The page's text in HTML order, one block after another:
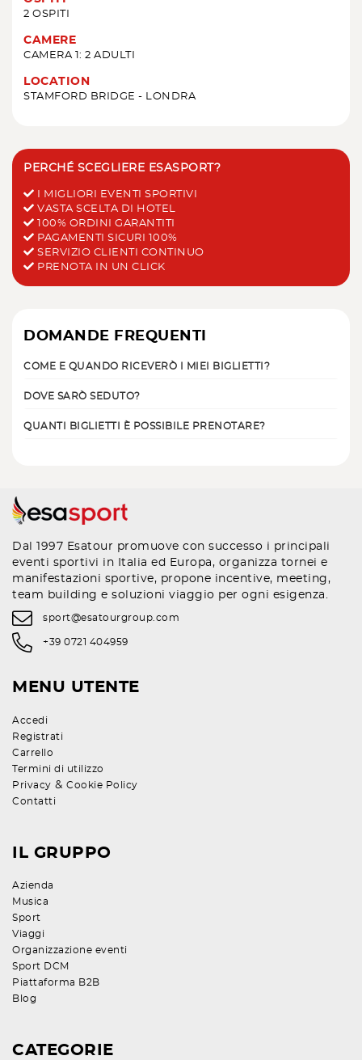
2 OSPITI
CAMERE
CAMERA 1: 2 ADULTI
LOCATION
STAMFORD BRIDGE - LONDRA
PERCHÉ SCEGLIERE ESASPORT?
I MIGLIORI EVENTI SPORTIVI
VASTA SCELTA DI HOTEL
100% ORDINI GARANTITI
PAGAMENTI SICURI 100%
SERVIZIO CLIENTI CONTINUO
PRENOTA IN UN CLICK
DOMANDE FREQUENTI
COME E QUANDO RICEVERÒ I MIEI BIGLIETTI?
DOVE SARÒ SEDUTO?
QUANTI BIGLIETTI È POSSIBILE PRENOTARE?
Dal 1997 Esatour promuove con successo i principali
eventi sportivi in Italia ed Europa, organizza tornei e
manifestazioni sportive, propone incentive, meeting,
team building e soluzioni viaggio per ogni esigenza.
sport@esatourgroup.com
+39 0721 404959
MENU UTENTE
Accedi
Registrati
Carrello
Termini di utilizzo
Privacy & Cookie Policy
Contatti
IL GRUPPO
Azienda
Musica
Sport
Viaggi
Organizzazione eventi
Sport DCM
Piattaforma B2B
Blog
CATEGORIE